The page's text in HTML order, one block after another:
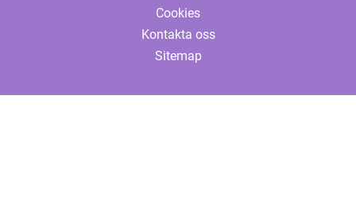
Cookies
Kontakta oss
Sitemap